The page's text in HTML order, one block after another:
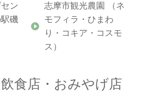
ン
磯
志摩市観光農園 （ネ
モフィラ・ひまわ
り・コキア・コスモ
ス）
食店・おみやげ店